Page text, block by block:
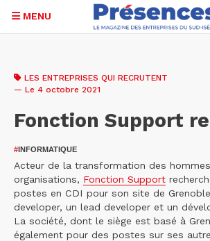
contenu
MENU
LES ENTREPRISES QUI RECRUTENT
— Le 4 octobre 2021
Fonction Support
#INFORMATIQUE
Acteur de la transformation des
organisations, Fonction Support
postes en CDI pour son site de
developer, un lead developer et un
La société, dont le siège est basé à
également pour des postes sur ses